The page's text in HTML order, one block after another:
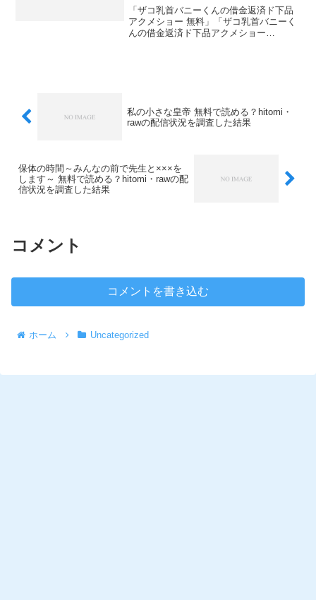
査した結果
「ザコ乳首バニーくんの借金返済ド下品
アクメショー 無料」「ザコ乳首バニーく
んの借金返済ド下品アクメショー
私の小さな皇帝 無料で読める？hitomi・
rawの配信状況を調査した結果
保体の時間～みんなの前で先生と×××を
します～ 無料で読める？hitomi・rawの配
信状況を調査した結果
コメント
コメントを書き込む
ホーム Uncategorized